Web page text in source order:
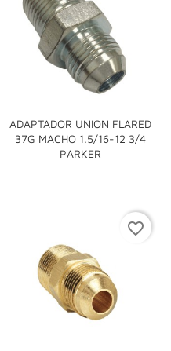
ADAPTADOR UNION FLARED
37G MACHO 1.5/16-12 3/4
PARKER
favorite_border